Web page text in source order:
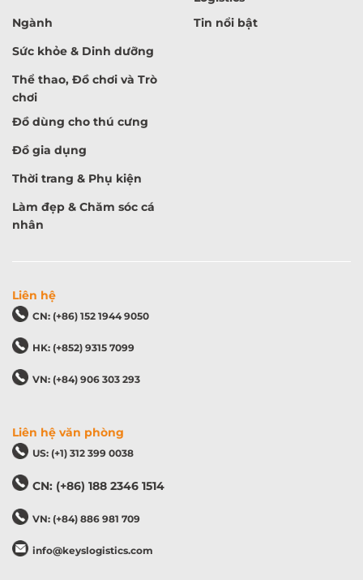
Ngành
Sức khỏe & Dinh dưỡng
Thể thao, Đồ chơi và Trò
chơi
Đồ dùng cho thú cưng
Đồ gia dụng
Thời trang & Phụ kiện
Làm đẹp & Chăm sóc cá
nhân
Tin nổi bật
Liên hệ
CN: (+86) 152 1944 9050
HK: (+852) 9315 7099
VN: (+84) 906 303 293
Liên hệ văn phòng
US: (+1) 312 399 0038
CN: (+86) 188 2346 1514
VN: (+84) 886 981 709
info@keyslogistics.com